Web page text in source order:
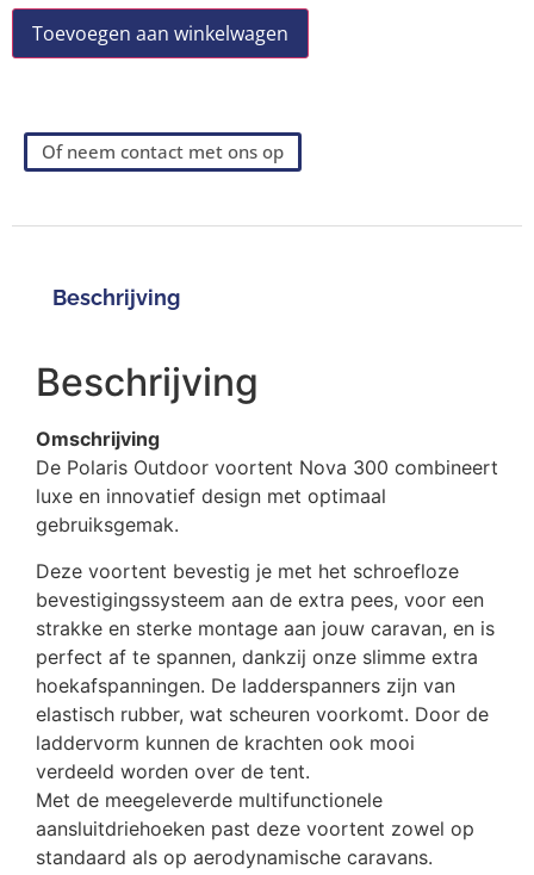
Toevoegen aan winkelwagen
Of neem contact met ons op
Beschrijving
Beschrijving
Omschrijving
De Polaris Outdoor voortent Nova 300 combineert
luxe en innovatief design met optimaal
gebruiksgemak.
Deze voortent bevestig je met het schroefloze
bevestigingssysteem aan de extra pees, voor een
strakke en sterke montage aan jouw caravan, en is
perfect af te spannen, dankzij onze slimme extra
hoekafspanningen. De ladderspanners zijn van
elastisch rubber, wat scheuren voorkomt. Door de
laddervorm kunnen de krachten ook mooi
verdeeld worden over de tent.
Met de meegeleverde multifunctionele
aansluitdriehoeken past deze voortent zowel op
standaard als op aerodynamische caravans.